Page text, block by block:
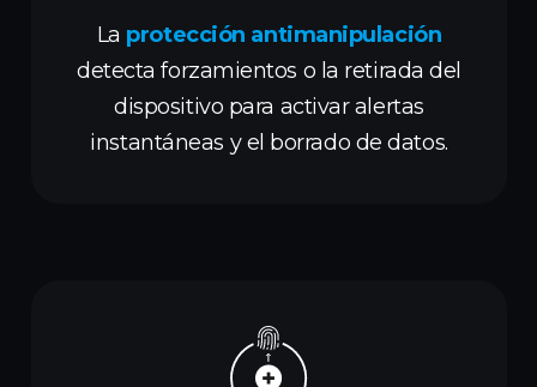
La protección antimanipulación
detecta forzamientos o la retirada del
dispositivo para activar alertas
instantáneas y el borrado de datos.